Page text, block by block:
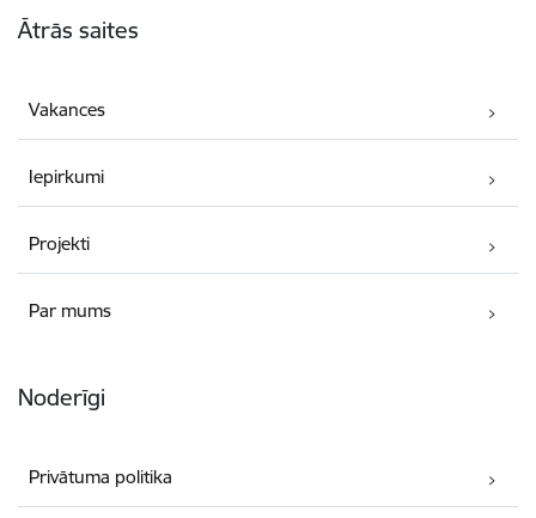
Ātrās saites
Vakances
Iepirkumi
Projekti
Par mums
Noderīgi
Privātuma politika